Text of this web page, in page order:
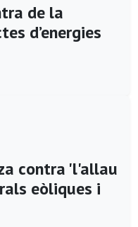
de la
d’energies
contra 'l'allau
eòliques i